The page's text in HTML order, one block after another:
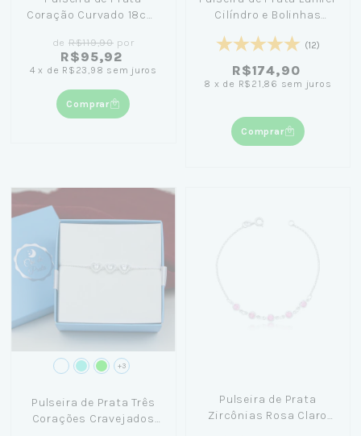
Coração Curvado 18cm:
para Dias Especiais
de R$119,90por
R$95,92
4 x de R$23,98 sem juros
Comprar
Cilíndro e Bolinhas
(12)
R$174,90
8 x de R$21,86 sem juros
Comprar
+3
Pulseira de Prata Três
Corações Cravejados
Pulseira de Prata
Zircônias Rosa Claro